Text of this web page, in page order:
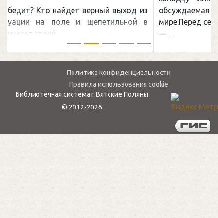
обсуждаемая хоккейная тема последних лет в
мире.Перед сезоном Национальной хоккейной лиги
— ...
Политика конфиденциальности
Правила использования cookie